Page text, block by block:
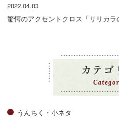
2022.04.03
驚愕のアクセントクロス「リリカラ
カテゴ
うんちく・小ネタ